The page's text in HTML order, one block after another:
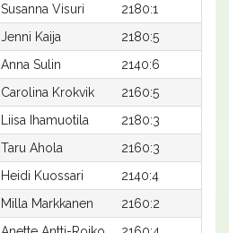
Susanna Visuri 2180:1
Jenni Kaija 2180:5
Anna Sulin 2140:6
Carolina Krokvik 2160:5
Liisa Ihamuotila 2180:3
Taru Ahola 2160:3
Heidi Kuossari 2140:4
Milla Markkanen 2160:2